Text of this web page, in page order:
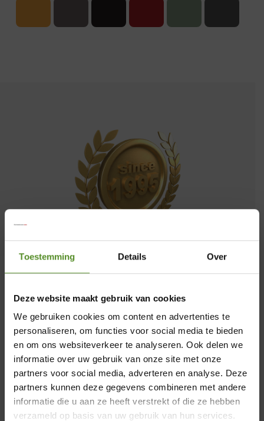
Toestemming Details Over
Deze website maakt gebruik van cookies
We gebruiken cookies om content en advertenties te
personaliseren, om functies voor social media te bieden
en om ons websiteverkeer te analyseren. Ook delen we
informatie over uw gebruik van onze site met onze
partners voor social media, adverteren en analyse. Deze
partners kunnen deze gegevens combineren met andere
informatie die u aan ze heeft verstrekt of die ze hebben
verzameld op basis van uw gebruik van hun services.
Al meer dan twee decennia, sinds onze
toonaangevende aanbieder van
slaapcomfort. Een hoogtepunt in onze
geschiedenis is de ontwikkeling van het
ErkendMatras®, ons kroonjuweel, dat door
de jaren heen talloze innovaties en
verbeteringen heeft ondergaan en nu een
ongeëvenaarde perfectie heeft bereikt. Als
trotse officiële partner van ErkendMatras
×